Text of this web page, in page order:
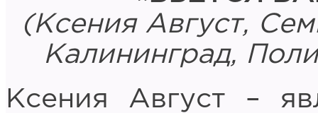
(Ксения Август,
Калининград,
Ксения Август –